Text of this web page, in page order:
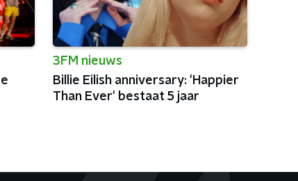
3FM nieuws
Billie Eilish anniversary: 'Happier
Than Ever' bestaat 5 jaar